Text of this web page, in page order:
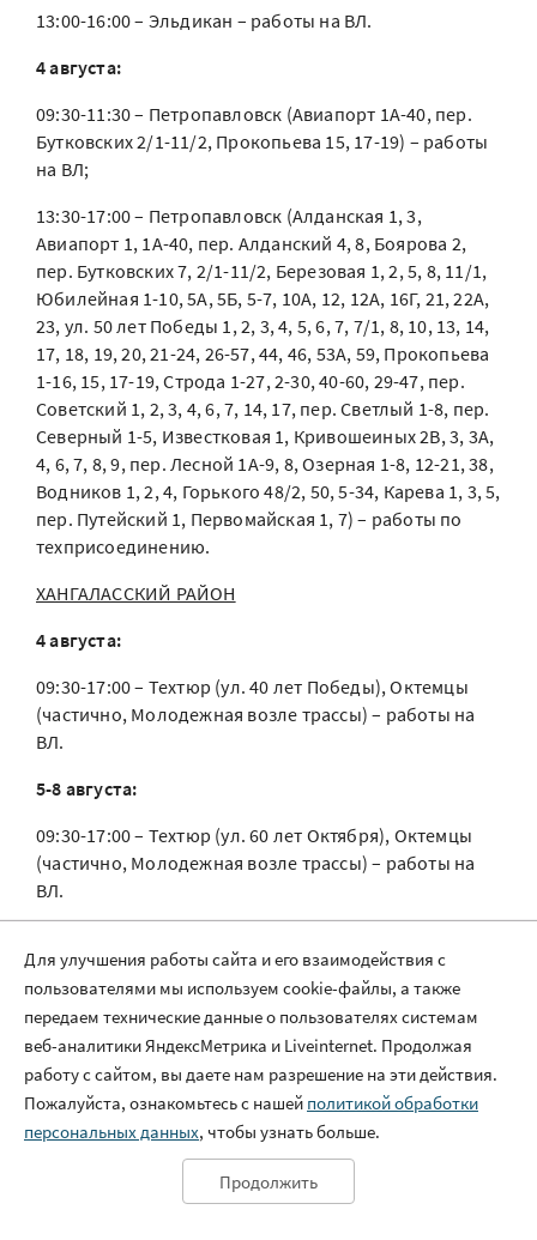
13:00-16:00 – Эльдикан – работы на ВЛ.
4 августа:
09:30-11:30 – Петропавловск (Авиапорт 1А-40, пер.
Бутковских 2/1-11/2, Прокопьева 15, 17-19) – работы
на ВЛ;
13:30-17:00 – Петропавловск (Алданская 1, 3,
Авиапорт 1, 1А-40, пер. Алданский 4, 8, Боярова 2,
пер. Бутковских 7, 2/1-11/2, Березовая 1, 2, 5, 8, 11/1,
Юбилейная 1-10, 5А, 5Б, 5-7, 10А, 12, 12А, 16Г, 21, 22А,
23, ул. 50 лет Победы 1, 2, 3, 4, 5, 6, 7, 7/1, 8, 10, 13, 14,
17, 18, 19, 20, 21-24, 26-57, 44, 46, 53А, 59, Прокопьева
1-16, 15, 17-19, Строда 1-27, 2-30, 40-60, 29-47, пер.
Советский 1, 2, 3, 4, 6, 7, 14, 17, пер. Светлый 1-8, пер.
Северный 1-5, Известковая 1, Кривошеиных 2В, 3, 3А,
4, 6, 7, 8, 9, пер. Лесной 1А-9, 8, Озерная 1-8, 12-21, 38,
Водников 1, 2, 4, Горького 48/2, 50, 5-34, Карева 1, 3, 5,
пер. Путейский 1, Первомайская 1, 7) – работы по
техприсоединению.
ХАНГАЛАССКИЙ РАЙОН
4 августа:
09:30-17:00 – Техтюр (ул. 40 лет Победы), Октемцы
(частично, Молодежная возле трассы) – работы на
ВЛ.
5-8 августа:
09:30-17:00 – Техтюр (ул. 60 лет Октября), Октемцы
(частично, Молодежная возле трассы) – работы на
ВЛ.
00:00-00:00 – Покровск (СНТ, СОТ Эргис-1 СОТ
Эргис-1, 2, общежитие колледжа, АГРС, база отдыха
Нараада, нефтебаза, Звероферма) – работы на ВЛ.
7 августа:
09:00-16:00 – Покровск (мкр. Звероферма, СОТ
Эргис-1, Эриги-2, база отдыха «Нараада», общежитие
колледжа) – работы на ВЛ;
Для улучшения работы сайта и его взаимодействия с
пользователями мы используем cookie-файлы, а также
передаем технические данные о пользователях системам
веб-аналитики ЯндексМетрика и Liveinternet. Продолжая
работу с сайтом, вы даете нам разрешение на эти действия.
Пожалуйста, ознакомьтесь с нашей политикой обработки
персональных данных, чтобы узнать больше.
Продолжить